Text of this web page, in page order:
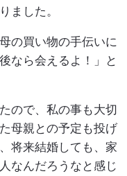
ました。
の買い物の手伝いに
なら会えるよ！」と
ので、私の事も大切
母親との予定も投げ
将来結婚しても、家
なんだろうなと感じ